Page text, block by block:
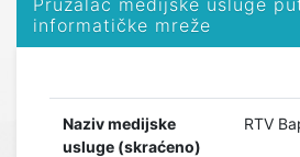
Pružalac medijske usluge
informatičke mreže
Naziv medijske
usluge (skraćeno)
RTV